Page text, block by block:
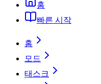
홈
빠른 시작
홈
모드
태스크